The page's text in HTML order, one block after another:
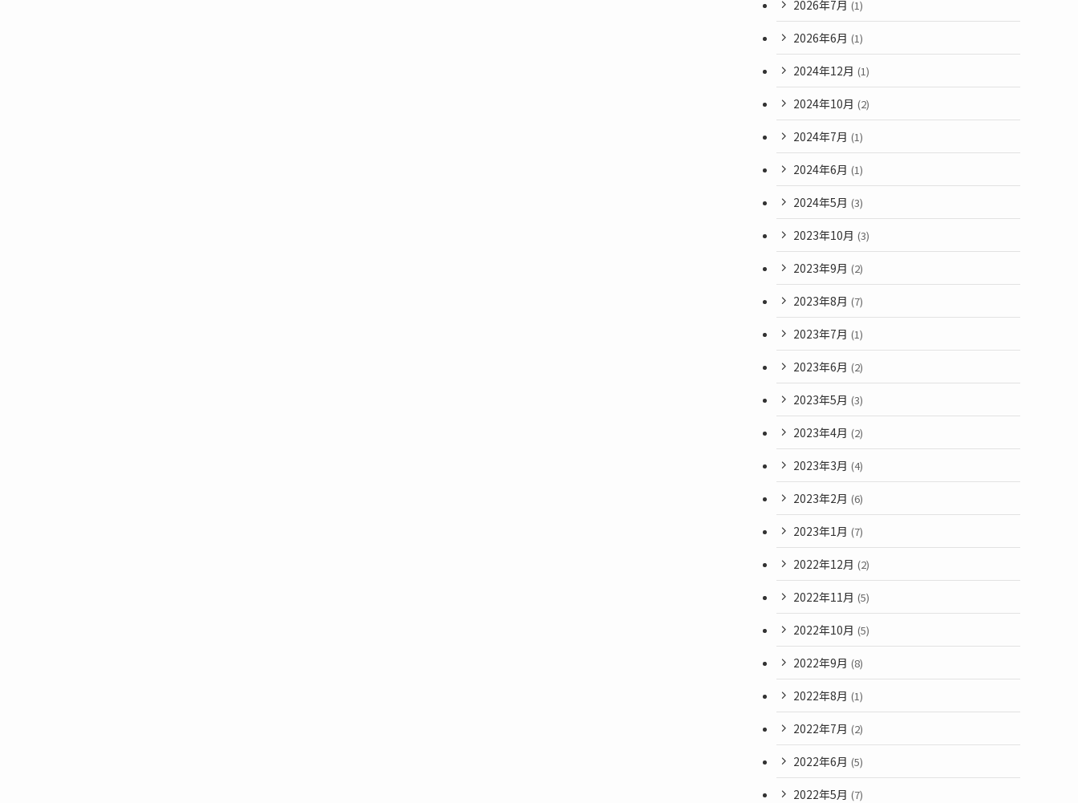
2026年7月 (1)
2026年6月 (1)
2024年12月 (1)
2024年10月 (2)
2024年7月 (1)
2024年6月 (1)
2024年5月 (3)
2023年10月 (3)
2023年9月 (2)
2023年8月 (7)
2023年7月 (1)
2023年6月 (2)
2023年5月 (3)
2023年4月 (2)
2023年3月 (4)
2023年2月 (6)
2023年1月 (7)
2022年12月 (2)
2022年11月 (5)
2022年10月 (5)
2022年9月 (8)
2022年8月 (1)
2022年7月 (2)
2022年6月 (5)
2022年5月 (7)